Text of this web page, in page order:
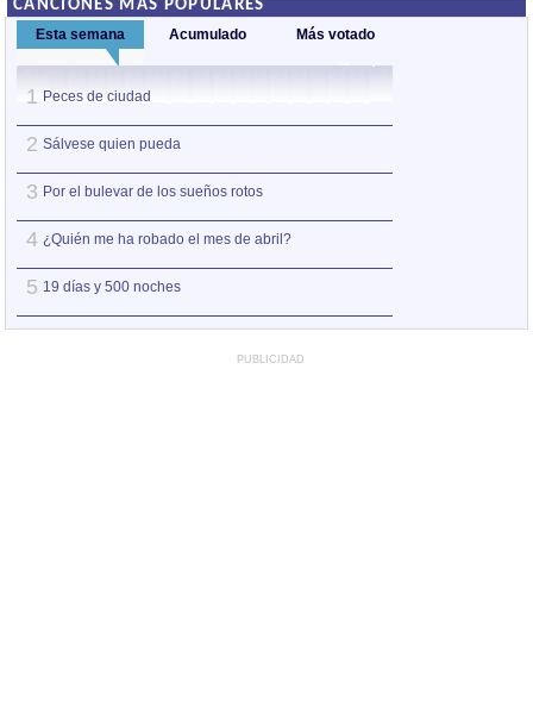
CANCIONES MÁS POPULARES
Esta semana Acumulado Más votado
1 Peces de ciudad
2 Sálvese quien pueda
3 Por el bulevar de los sueños rotos
4 ¿Quién me ha robado el mes de abril?
5 19 días y 500 noches
PUBLICIDAD